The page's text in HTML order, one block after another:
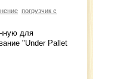
погрузчик с
для
"Under Pallet